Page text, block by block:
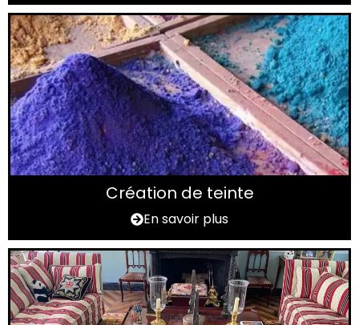
Création de teinte
En savoir plus